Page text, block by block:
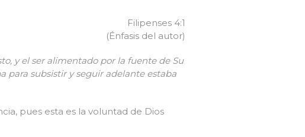
Filipenses 4:1
(Énfasis del autor)
y el ser alimentado por la fuente de Su
para subsistir y seguir adelante estaba
pues esta es la voluntad de Dios